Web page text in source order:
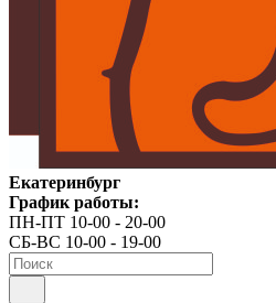
Екатеринбург
График работы:
ПН-ПТ 10-00 - 20-00
СБ-ВС 10-00 - 19-00